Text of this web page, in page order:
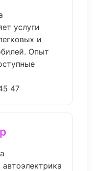
услуги
и
Опыт
47